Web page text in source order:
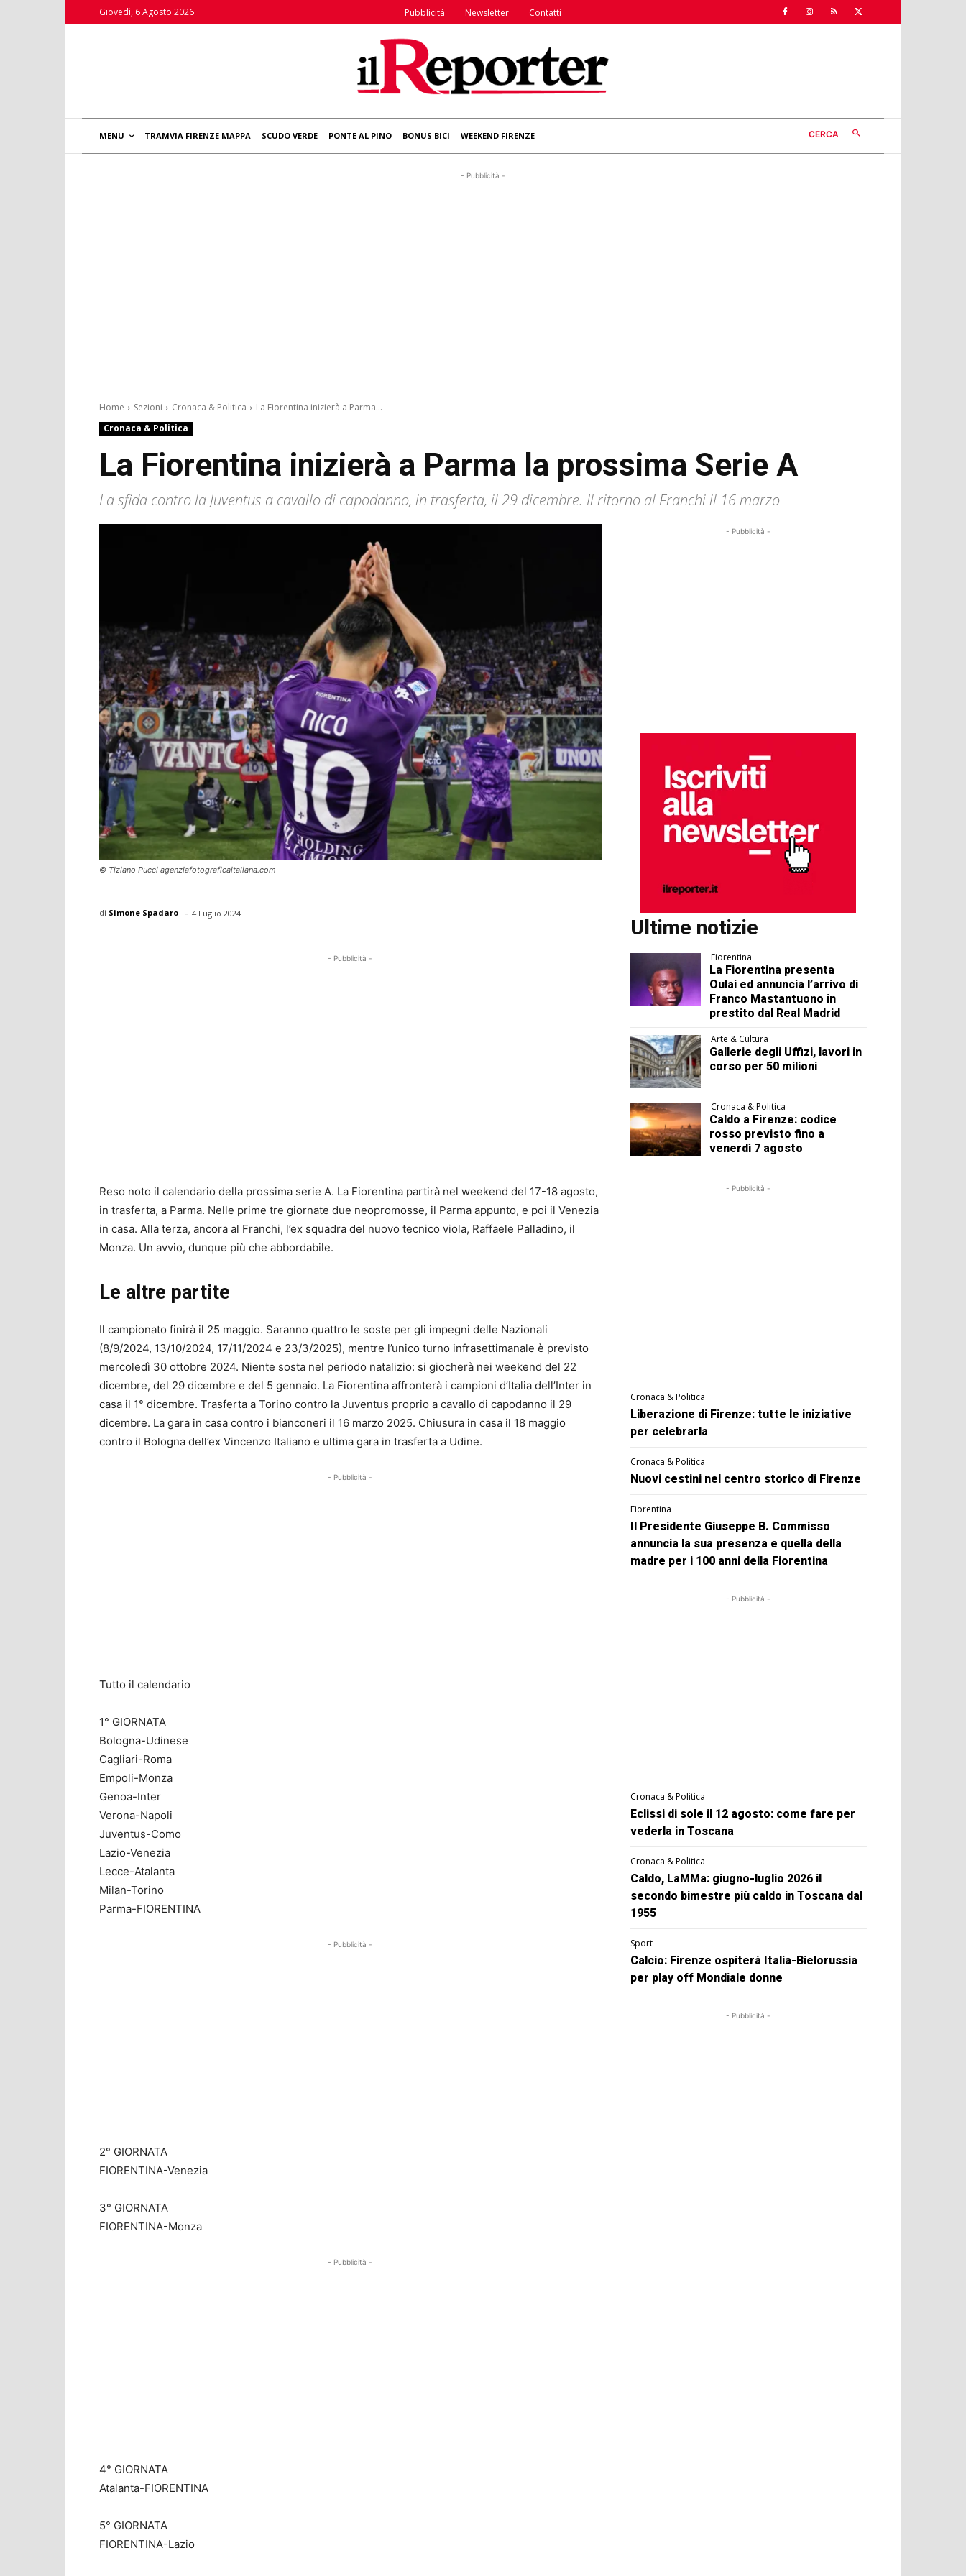
Giovedì, 6 Agosto 2026 Pubblicità Newsletter Contatti
MENU TRAMVIA FIRENZE MAPPA SCUDO VERDE PONTE AL PINO BONUS BICI WEEKEND FIRENZE CERCA
- Pubblicità -
Home Sezioni Cronaca & Politica
La Fiorentina inizierà a Parma...
Cronaca & Politica
La Fiorentina inizierà a Parma la prossima Serie A
La sfida contro la Juventus a cavallo di capodanno, in trasferta, il 29 dicembre. Il ritorno al Franchi il 16 marzo
© Tiziano Pucci agenziafotograficaitaliana.com
di Simone Spadaro - 4 Luglio 2024
- Pubblicità -
Reso noto il calendario della prossima serie A. La Fiorentina partirà nel weekend del 17-18 agosto,
in trasferta, a Parma. Nelle prime tre giornate due neopromosse, il Parma appunto, e poi il Venezia
in casa. Alla terza, ancora al Franchi, l’ex squadra del nuovo tecnico viola, Raffaele Palladino, il
Monza. Un avvio, dunque più che abbordabile.
Le altre partite
Il campionato finirà il 25 maggio. Saranno quattro le soste per gli impegni delle Nazionali
(8/9/2024, 13/10/2024, 17/11/2024 e 23/3/2025), mentre l’unico turno infrasettimanale è previsto
mercoledì 30 ottobre 2024. Niente sosta nel periodo natalizio: si giocherà nei weekend del 22
dicembre, del 29 dicembre e del 5 gennaio. La Fiorentina affronterà i campioni d’Italia dell’Inter in
casa il 1° dicembre. Trasferta a Torino contro la Juventus proprio a cavallo di capodanno il 29
dicembre. La gara in casa contro i bianconeri il 16 marzo 2025. Chiusura in casa il 18 maggio
contro il Bologna dell’ex Vincenzo Italiano e ultima gara in trasferta a Udine.
- Pubblicità -
Tutto il calendario
1° GIORNATA
Bologna-Udinese
Cagliari-Roma
Empoli-Monza
Genoa-Inter
Verona-Napoli
Juventus-Como
Lazio-Venezia
Lecce-Atalanta
Milan-Torino
Parma-FIORENTINA
- Pubblicità -
2° GIORNATA
FIORENTINA-Venezia
3° GIORNATA
FIORENTINA-Monza
- Pubblicità -
4° GIORNATA
Atalanta-FIORENTINA
5° GIORNATA
FIORENTINA-Lazio
- Pubblicità -
Ultime notizie
Fiorentina
La Fiorentina presenta
Oulai ed annuncia l’arrivo di
Franco Mastantuono in
prestito dal Real Madrid
Arte & Cultura
Gallerie degli Uffizi, lavori in
corso per 50 milioni
Cronaca & Politica
Caldo a Firenze: codice
rosso previsto fino a
venerdì 7 agosto
- Pubblicità -
Cronaca & Politica
Liberazione di Firenze: tutte le iniziative
per celebrarla
Cronaca & Politica
Nuovi cestini nel centro storico di Firenze
Fiorentina
Il Presidente Giuseppe B. Commisso
annuncia la sua presenza e quella della
madre per i 100 anni della Fiorentina
- Pubblicità -
Cronaca & Politica
Eclissi di sole il 12 agosto: come fare per
vederla in Toscana
Cronaca & Politica
Caldo, LaMMa: giugno-luglio 2026 il
secondo bimestre più caldo in Toscana dal
1955
Sport
Calcio: Firenze ospiterà Italia-Bielorussia
per play off Mondiale donne
- Pubblicità -